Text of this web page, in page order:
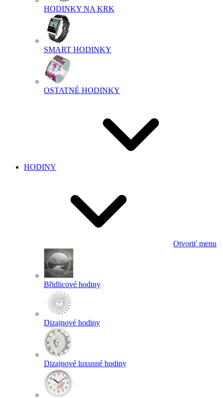
HODINKY NA KRK
SMART HODINKY
OSTATNÉ HODINKY
HODINY
Otvoriť menu
Břidlicové hodiny
Dizajnové hodiny
Dizajnové luxusné hodiny